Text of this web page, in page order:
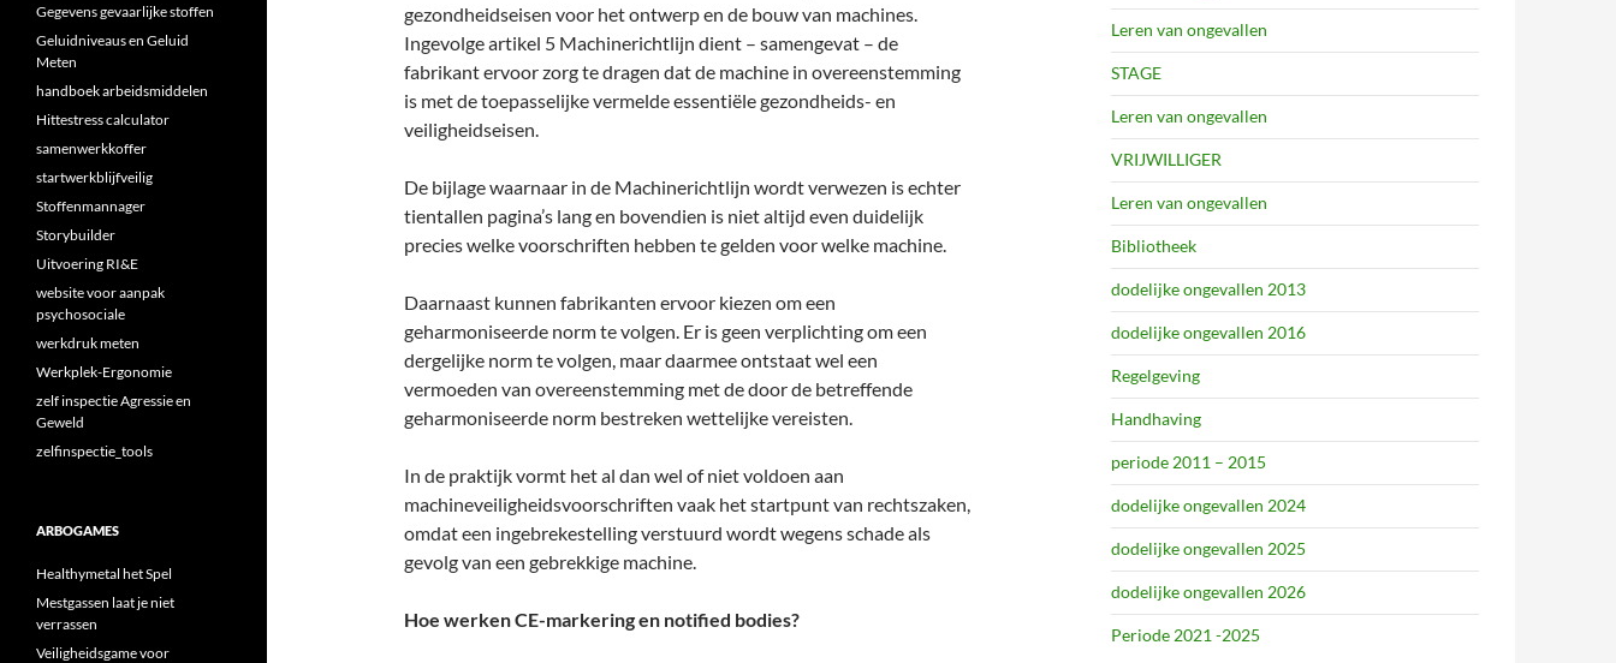
gezondheidseisen voor het ontwerp en de bouw van machines.
Ingevolge artikel 5 Machinerichtlijn dient – samengevat – de
fabrikant ervoor zorg te dragen dat de machine in overeenstemming
is met de toepasselijke vermelde essentiële gezondheids- en
veiligheidseisen.
De bijlage waarnaar in de Machinerichtlijn wordt verwezen is echter
tientallen pagina’s lang en bovendien is niet altijd even duidelijk
precies welke voorschriften hebben te gelden voor welke machine.
Daarnaast kunnen fabrikanten ervoor kiezen om een
geharmoniseerde norm te volgen. Er is geen verplichting om een
dergelijke norm te volgen, maar daarmee ontstaat wel een
vermoeden van overeenstemming met de door de betreffende
geharmoniseerde norm bestreken wettelijke vereisten.
In de praktijk vormt het al dan wel of niet voldoen aan
machineveiligheidsvoorschriften vaak het startpunt van rechtszaken,
omdat een ingebrekestelling verstuurd wordt wegens schade als
gevolg van een gebrekkige machine.
Hoe werken CE-markering en notified bodies?
Leren van ongevallen
STAGE
Leren van ongevallen
VRIJWILLIGER
Leren van ongevallen
Bibliotheek
dodelijke ongevallen 2013
dodelijke ongevallen 2016
Regelgeving
Handhaving
periode 2011 – 2015
dodelijke ongevallen 2024
dodelijke ongevallen 2025
dodelijke ongevallen 2026
Periode 2021 -2025
Gegevens gevaarlijke stoffen
Geluidniveaus en Geluid
Meten
handboek arbeidsmiddelen
Hittestress calculator
samenwerkkoffer
startwerkblijfveilig
Stoffenmannager
Storybuilder
Uitvoering RI&E
website voor aanpak
psychosociale
werkdruk meten
Werkplek-Ergonomie
zelf inspectie Agressie en
Geweld
zelfinspectie_tools
ARBOGAMES
Healthymetal het Spel
Mestgassen laat je niet
verrassen
Veiligheidsgame voor